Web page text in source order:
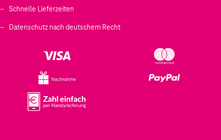
Schnelle Lieferzeiten
Datenschutz nach deutschem Recht
Nachnahme